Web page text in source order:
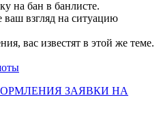
на бан в банлисте.
взгляд на ситуацию
вас известят в этой же теме.
ЗАЯВКИ НА